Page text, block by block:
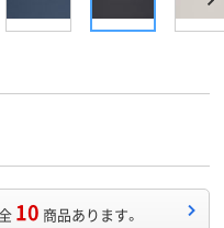
10 商品あります。